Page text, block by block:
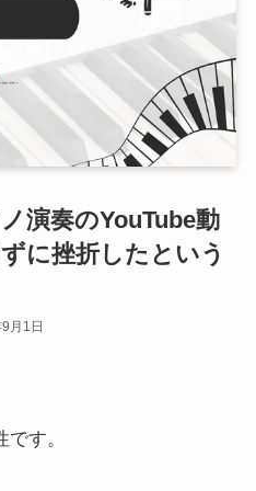
演奏のYouTube動
に挫折したという
月1日
す。